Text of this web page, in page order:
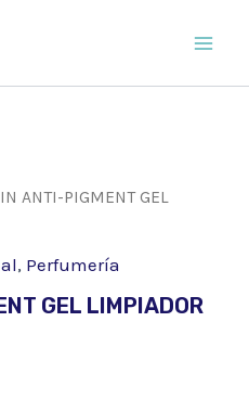
ANTI-PIGMENT GEL
, Perfumería
GEL LIMPIADOR